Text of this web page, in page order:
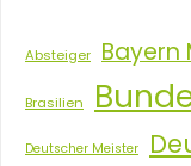
Absteiger Bayern
Brasilien
Deutscher Meister